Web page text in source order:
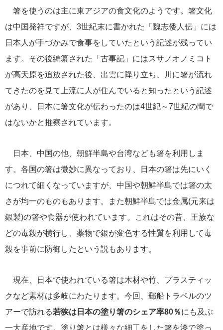
箸を使うのは主に東アジアの食文化のようです。箸文化
は中国発祥ですが、3世紀末に書かれた「魏志倭人伝」には
日本人が手づかみで食事をしていたという記述が残ってい
ます。その後編纂された「古事記」にはスサノオノミコト
が高天原を追放された後、出雲に降り立ち、川に箸が流れ
てきたのを見て上流に人が住んでいると知ったという記述
があり、日本に箸文化が伝わったのは4世紀～7世紀の間で
はないかと推察されています。
日本、中国の他、朝鮮半島や台湾なども箸を利用しま
す。各国の箸は微妙に異なっており、日本の箸は先にいく
につれて細くなっていますが、中国や朝鮮半島では箸の太
さが均一のものもあります。また朝鮮半島では金属(元来は
銀製)の箸や食器が使われています。これはその昔、王族な
どの毒殺が横行し、薬物で銀が変色する性質を利用して毒
殺を事前に防御したという説もあります。
現在、日本で使われている箸は木材や竹、プラスティッ
クなど素材は多岐にわたります。今回、郵船トラベルのツ
アーで訪れる若狭は日本の塗り箸のシェア率80％にも及ぶ
一大産地です。塗り箸とは様々な細工をした箸を漆で塗っ